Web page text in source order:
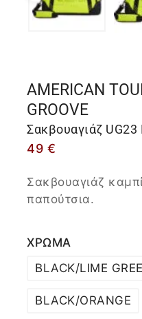
AMERICAN
GROOVE
Σακβουαγιάζ UG23
49 €
Σακβουαγιάζ
παπούτσια.
ΧΡΩΜΑ
BLACK/LIME
BLACK/ORANGE